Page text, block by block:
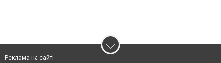
Реклама на сайті